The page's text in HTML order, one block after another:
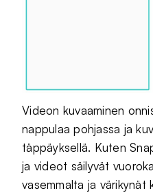
Videon kuvaaminen
nappulaa pohjassa ja
täppäyksellä. Kuten
ja videot säilyvät
vasemmalta ja värikynät